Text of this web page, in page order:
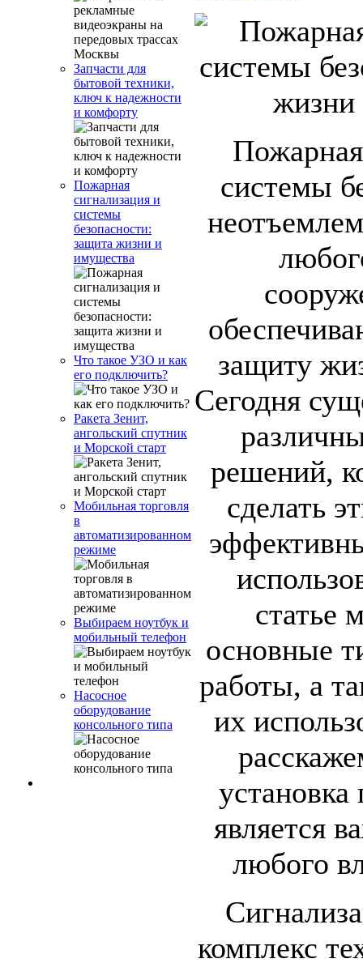
Запчасти для
бытовой техники,
ключ к надежности
и комфорту
Пожарная
сигнализация и
системы
безопасности:
защита жизни и
имущества
Что такое УЗО и как
его подключить?
Ракета Зенит,
ангольский спутник
и Морской старт
Мобильная торговля
в
автоматизированном
режиме
Выбираем ноутбук и
мобильный телефон
Насосное
оборудование
консольного типа
системы
защиту
Сегодня
решений,
сделать
статье
основные
работы, а
их
является
любого
комплекс